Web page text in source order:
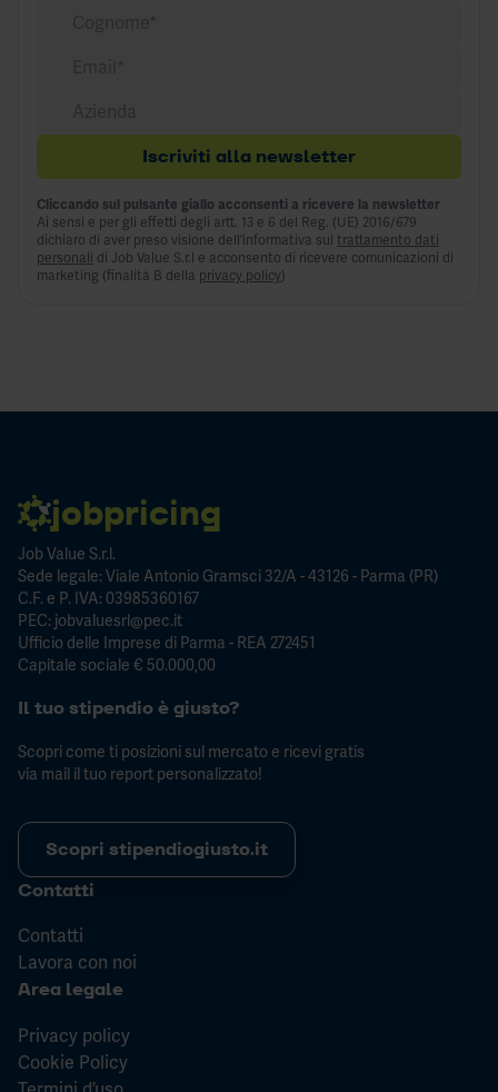
Iscriviti alla newsletter
Cliccando sul pulsante giallo acconsenti a ricevere la newsletter
Ai sensi e per gli effetti degli artt. 13 e 6 del Reg. (UE) 2016/679
dichiaro di aver preso visione dell’informativa sul trattamento dati
personali di Job Value S.r.l e acconsento di ricevere comunicazioni di
marketing (finalità B della privacy policy)
jobpricing
Job Value S.r.l.
Sede legale: Viale Antonio Gramsci 32/A - 43126 - Parma (PR)
C.F. e P. IVA: 03985360167
PEC: jobvaluesrl@pec.it
Ufficio delle Imprese di Parma - REA 272451
Capitale sociale € 50.000,00
Il tuo stipendio è giusto?
Scopri come ti posizioni sul mercato e ricevi gratis
via mail il tuo report personalizzato!
Scopri stipendiogiusto.it
Contatti
Contatti
Lavora con noi
Area legale
Privacy policy
Cookie Policy